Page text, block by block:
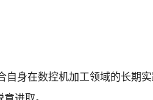
自身在数控机加工领域的长期